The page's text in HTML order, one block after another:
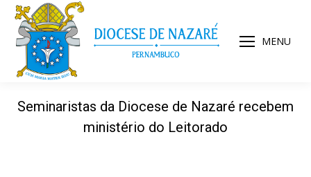
MENU
Seminaristas da Diocese de Nazaré recebem
ministério do Leitorado